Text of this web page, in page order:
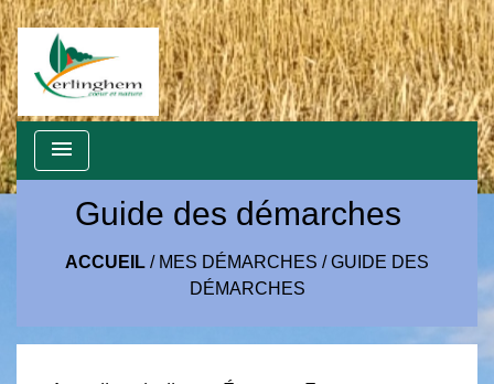
menu
Guide des démarches
ACCUEIL / MES DÉMARCHES /GUIDE DES
DÉMARCHES